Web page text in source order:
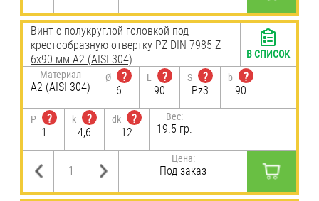
Винт с полукруглой головкой под
крестообразную отвертку PZ DIN 7985 Z
6х90 мм А2 (AISI 304)
Материал
А2 (AISI 304)
Ø
?
6
L
?
90
S
?
Pz3
b
?
90
P
?
1
k
?
4,6
dk
?
12
Вес:
19.5 гр.
Цена:
Под заказ
В СПИСОК